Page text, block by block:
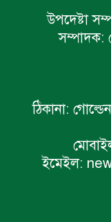
উপদেষ্টা
সম্পাদক:
ঠিকানা:
ইমেইল: